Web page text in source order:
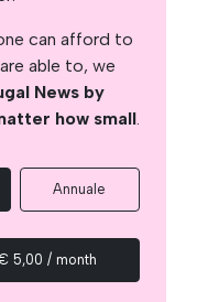
can afford to
able to, we
News by
how small.
Annuale
5,00 / month